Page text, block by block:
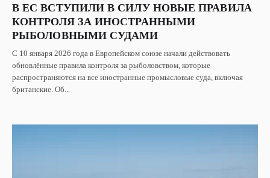
В ЕС ВСТУПИЛИ В СИЛУ НОВЫЕ ПРАВИЛА
КОНТРОЛЯ ЗА ИНОСТРАННЫМИ
РЫБОЛОВНЫМИ СУДАМИ
С 10 января 2026 года в Европейском союзе начали действовать
обновлённые правила контроля за рыболовством, которые
распространяются на все иностранные промысловые суда, включая
британские. Об...